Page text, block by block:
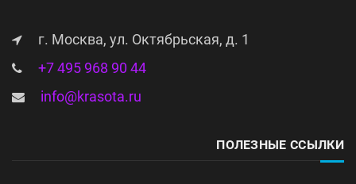
г. Москва, ул. Октябрьская, д. 1
+7 495 968 90 44
info@krasota.ru
ПОЛЕЗНЫЕ ССЫЛКИ